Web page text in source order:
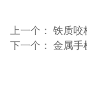
上一个： 铁质咬
下一个： 金属手